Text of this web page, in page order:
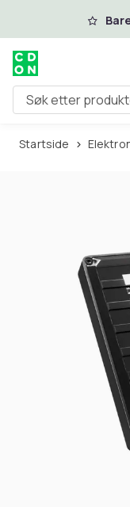
Hopp til
Søk etter produkter
Startside